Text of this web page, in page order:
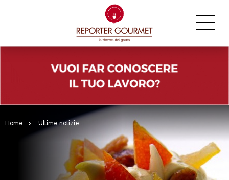
Home > Ultime notizie